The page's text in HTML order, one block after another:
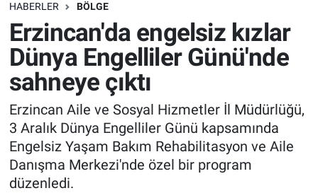
HABERLER BÖLGE
Erzincan'da engelsiz kızlar
Dünya Engelliler Günü'nde
sahneye çıktı
Erzincan Aile ve Sosyal Hizmetler İl Müdürlüğü,
3 Aralık Dünya Engelliler Günü kapsamında
Engelsiz Yaşam Bakım Rehabilitasyon ve Aile
Danışma Merkezi'nde özel bir program
düzenledi.
Eğitim
Ekonomi
Genel
Gündem
Kültür-Sanat
Son Dakika Haberleri
Haber Arşivi